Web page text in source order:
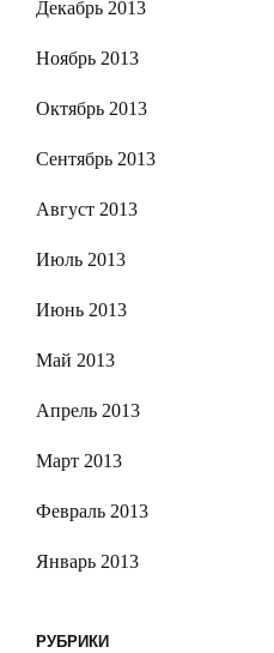
Декабрь 2013
Ноябрь 2013
Октябрь 2013
Сентябрь 2013
Август 2013
Июль 2013
Июнь 2013
Май 2013
Апрель 2013
Март 2013
Февраль 2013
Январь 2013
РУБРИКИ